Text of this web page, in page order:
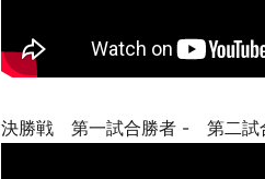
決勝戦 第一試合勝者 - 第二試